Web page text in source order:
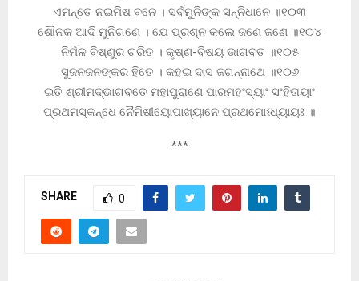
ଏମନ୍ତେ ନଇମିଷ ବନେ । ସର୍ବମୁନିଙ୍କ ସନ୍ନିଧାନେ ॥୧୦୩
ଶୌନକ ଆଦି ମୁନିଗଣେ । ଯେ ପ୍ରଶ୍ନ କଲେ ଜଣେ ଜଣେ ॥୧୦୪
ନିର୍ମଳ ବିଷ୍ଣୁର ଚରିତ । କୃଷ୍ଣ-ବିଷୟ ଭାଗବତ ॥୧୦୫
ସୁଜନଜନଙ୍କର ହିତେ । କହଇ ଦାସ ଜଗନ୍ନାଥେ ॥୧୦୬
ଇତି ଶ୍ରୀମଦ୍‌ଭାଗବତେ ମହାପୁରାଣେ ପାରମହଂସ୍ୟାଂ ସଂହିତାୟାଂ
ପ୍ରଥମସ୍କନ୍ଧେ ନୈମିଷୀୟୋପାଖ୍ୟାନେ ପ୍ରଥମୋଽଧ୍ୟାୟଃ ॥
***
SHARE 0